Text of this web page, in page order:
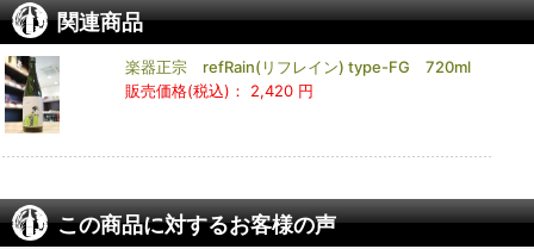
関連商品
楽器正宗 refRain(リフレイン) type-FG 720ml
販売価格(税込)：
2,420 円
この商品に対するお客様の声